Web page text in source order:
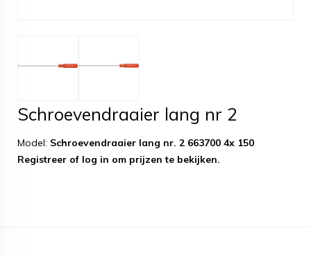
Schroevendraaier lang nr 2
Model: Schroevendraaier lang nr. 2 663700 4x 150
Registreer of log in om prijzen te bekijken.